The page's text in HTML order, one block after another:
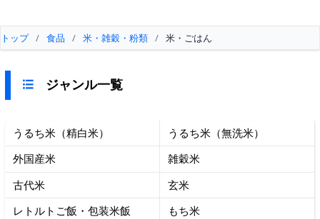
トップ / 食品 / 米・雑穀・粉類 / 米・ごはん
ジャンル一覧
うるち米（精白米）
うるち米（無洗米）
外国産米
雑穀米
古代米
玄米
レトルトご飯・包装米飯
もち米